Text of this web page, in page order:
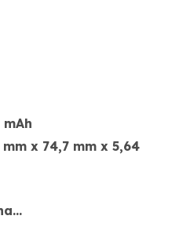
mAh
mm x 74,7 mm x 5,64